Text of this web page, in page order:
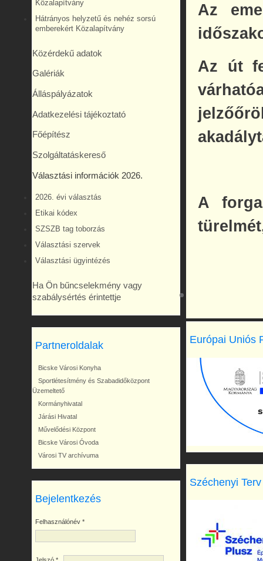
Közalapítvány
Hátrányos helyzetű és nehéz sorsú
emberekért Közalapítvány
Közérdekű adatok
Galériák
Álláspályázatok
Adatkezelési tájékoztató
Főépítész
Szolgáltatáskereső
Választási információk 2026.
2026. évi választás
Etikai kódex
SZSZB tag toborzás
Választási szervek
Választási ügyintézés
Ha Ön bűncselekmény vagy
szabálysértés érintettje
Partneroldalak
Bicske Városi Konyha
Sportlétesítmény és Szabadidőközpont
Üzemeltető
Kormányhivatal
Járási Hivatal
Művelődési Központ
Bicske Városi Óvoda
Városi TV archívuma
Bejelentkezés
Felhasználónév *
Az
Az út
A
Európai Uniós
Széchenyi